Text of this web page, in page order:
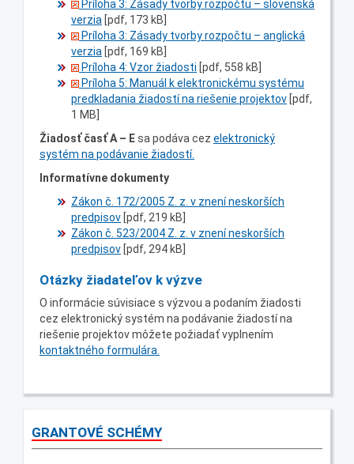
Príloha 3: Zásady tvorby rozpočtu – slovenská
verzia [pdf, 173 kB]
Príloha 3: Zásady tvorby rozpočtu – anglická
verzia [pdf, 169 kB]
Príloha 4: Vzor žiadosti [pdf, 558 kB]
Príloha 5: Manuál k elektronickému systému
predkladania žiadostí na riešenie projektov [pdf,
1 MB]
Žiadosť časť A – Esa podáva cez elektronický
systém na podávanie žiadostí.
Informatívne dokumenty
Zákon č. 172/2005 Z. z. v znení neskorších
predpisov [pdf, 219 kB]
Zákon č. 523/2004 Z. z. v znení neskorších
predpisov [pdf, 294 kB]
Otázky žiadateľov k výzve
O informácie súvisiace s výzvou a podaním žiadosti
cez elektronický systém na podávanie žiadostí na
riešenie projektov môžete požiadať vyplnením
kontaktného formulára.
GRANTOVÉ SCHÉMY